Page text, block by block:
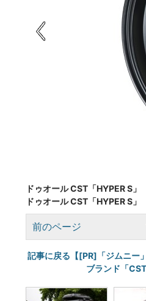
ドゥオール CST「HYPER S」
ドゥオール CST「HYPER S」
前のページ
記事に戻る【[PR]「ジムニー
ブランド「